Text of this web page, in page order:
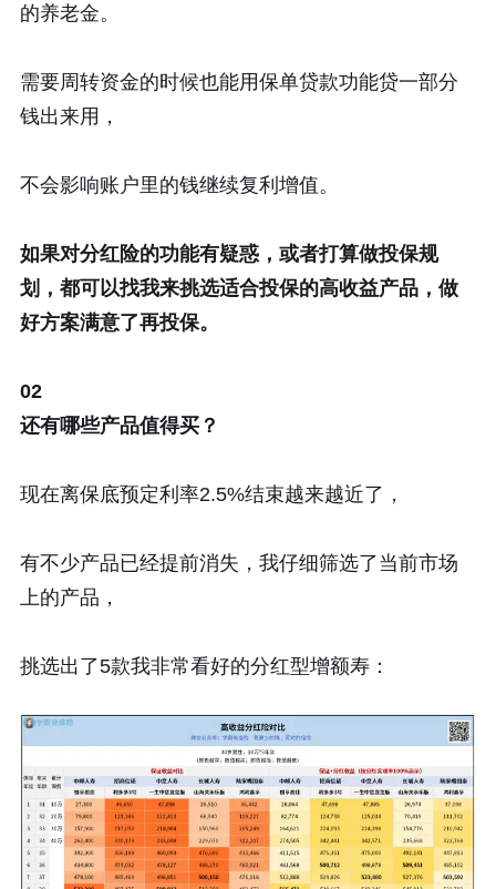
的养老金。
需要周转资金的时候也能用保单贷款功能贷一部分
钱出来用，
不会影响账户里的钱继续复利增值。
如果对分红险的功能有疑惑，或者打算做投保规
划，都可以找我来挑选适合投保的高收益产品，做
好方案满意了再投保。
02
还有哪些产品值得买？
现在离保底预定利率2.5%结束越来越近了，
有不少产品已经提前消失，我仔细筛选了当前市场
上的产品，
挑选出了5款我非常看好的分红型增额寿：